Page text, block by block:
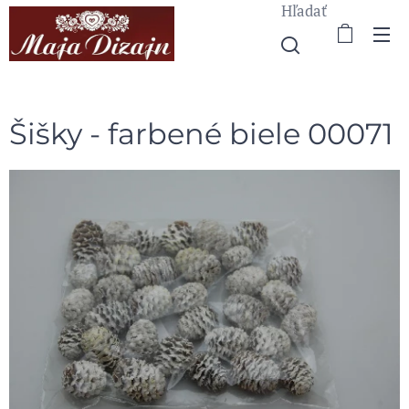
Hľadať
Šišky - farbené biele 00071